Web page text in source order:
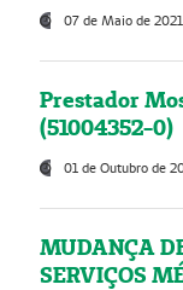
07 de Maio de 2021
Prestador
(51004352-0)
01 de Outubro de
MUDANÇA
SERVIÇOS